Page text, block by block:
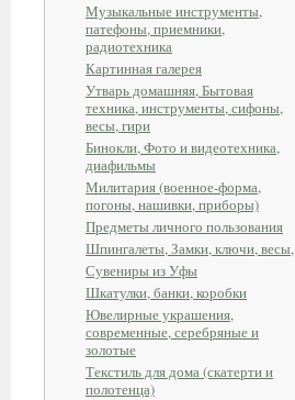
Музыкальные инструменты,
патефоны, приемники,
радиотехника
Картинная галерея
Утварь домашняя, Бытовая
техника, инструменты, сифоны,
весы, гири
Бинокли, Фото и видеотехника,
диафильмы
Милитария (военное-форма,
погоны, нашивки, приборы)
Предметы личного пользования
Шпингалеты, Замки, ключи, весы,
Сувениры из Уфы
Шкатулки, банки, коробки
Ювелирные украшения,
современные, серебряные и
золотые
Текстиль для дома (скатерти и
полотенца)